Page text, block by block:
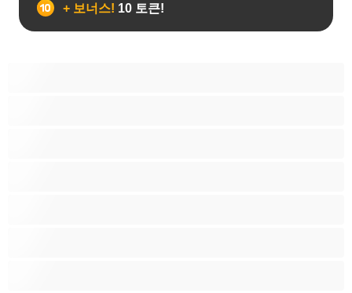
+ 보너스! 10 토큰!